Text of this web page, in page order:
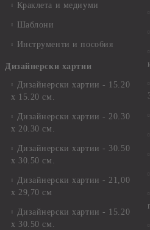
Краклета и медиуми
Шаблони
Инструменти и пособия
Дизайнерски хартии
Дизайнерски хартии - 15.20
х 15.20 см.
Дизайнерски хартии - 20.30
х 20.30 см.
Дизайнерски хартии - 30.50
х 30.50 см.
Дизайнерски хартии - 21,00
х 29,70 см
Дизайнерски хартии - 15.20
x 30.50 см.